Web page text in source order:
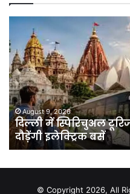
दिल्ली
पुलिस
का
ऑपरेशन
प्रहार,
72
घंटे
में
390
चोरी
के
August 8, 2026
दिल्ली पुलिस का
मोबाइल और 66 वाहन
© Copyright 2026, All